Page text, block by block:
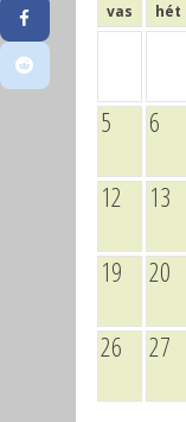
vas hét
5 6
12 13
19 20
26 27